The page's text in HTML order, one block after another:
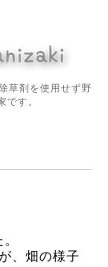
草剤を使用せず野
す。
、畑の様子